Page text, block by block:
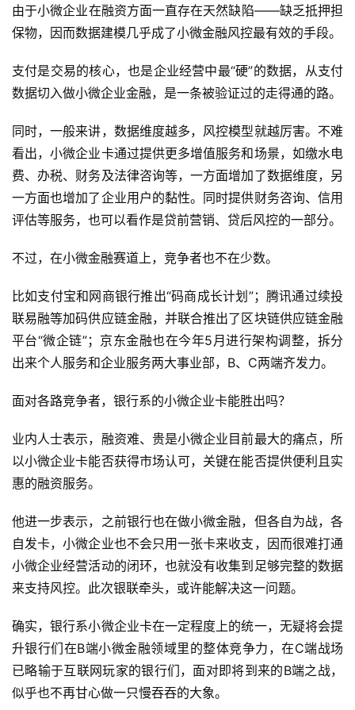
业
界
人
工
能
深
学
习
云
计
算
未
来
疗
智
能
驾
智
慧
城
更
多
内
登录 注册
由于小微企业在融资方面一直存在天然缺陷——缺乏抵押担
保物，因而数据建模几乎成了小微金融风控最有效的手段。
支付是交易的核心，也是企业经营中最“硬”的数据，从支付
数据切入做小微企业金融，是一条被验证过的走得通的路。
同时，一般来讲，数据维度越多，风控模型就越厉害。不难
看出，小微企业卡通过提供更多增值服务和场景，如缴水电
费、办税、财务及法律咨询等，一方面增加了数据维度，另
一方面也增加了企业用户的黏性。同时提供财务咨询、信用
评估等服务，也可以看作是贷前营销、贷后风控的一部分。
不过，在小微金融赛道上，竞争者也不在少数。
比如支付宝和网商银行推出“码商成长计划”；腾讯通过续投
联易融等加码供应链金融，并联合推出了区块链供应链金融
平台“微企链”；京东金融也在今年5月进行架构调整，拆分
出来个人服务和企业服务两大事业部，B、C两端齐发力。
面对各路竞争者，银行系的小微企业卡能胜出吗？
业内人士表示，融资难、贵是小微企业目前最大的痛点，所
以小微企业卡能否获得市场认可，关键在能否提供便利且实
惠的融资服务。
他进一步表示，之前银行也在做小微金融，但各自为战，各
自发卡，小微企业也不会只用一张卡来收支，因而很难打通
小微企业经营活动的闭环，也就没有收集到足够完整的数据
来支持风控。此次银联牵头，或许能解决这一问题。
确实，银行系小微企业卡在一定程度上的统一，无疑将会提
升银行们在B端小微金融领域里的整体竞争力，在C端战场
已略输于互联网玩家的银行们，面对即将到来的B端之战，
似乎也不再甘心做一只慢吞吞的大象。